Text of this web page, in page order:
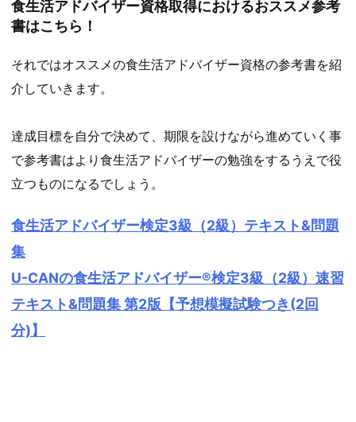
食生活アドバイザー資格取得におけるおススメ参考
書はこちら！
それではオススメの食生活アドバイザー資格の参考書を紹
介していきます。
達成目標を自分で決めて、期限を設けながら進めていく事
で参考書はより食生活アドバイザーの勉強をするうえで役
立つものになるでしょう。
食生活アドバイザー検定3級（2級）テキスト&問題
集
U-CANの食生活アドバイザー®検定3級（2級）速習
テキスト&問題集 第2版【予想模擬試験つき(2回
分)】